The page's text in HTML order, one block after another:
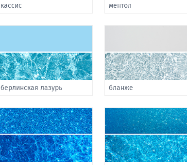
кассис ментол
берлинская лазурь бланже